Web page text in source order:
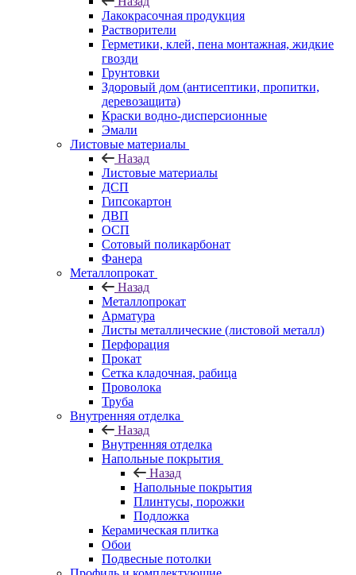
Лакокрасочная продукция
Растворители
Герметики, клей, пена монтажная, жидкие
гвозди
Грунтовки
Здоровый дом (антисептики, пропитки,
деревозащита)
Краски водно-дисперсионные
Эмали
Листовые материалы
Назад
Листовые материалы
ДСП
Гипсокартон
ДВП
ОСП
Сотовый поликарбонат
Фанера
Металлопрокат
Назад
Металлопрокат
Арматура
Листы металлические (листовой металл)
Перфорация
Прокат
Сетка кладочная, рабица
Проволока
Труба
Внутренняя отделка
Назад
Внутренняя отделка
Напольные покрытия
Назад
Напольные покрытия
Плинтусы, порожки
Подложка
Керамическая плитка
Обои
Подвесные потолки